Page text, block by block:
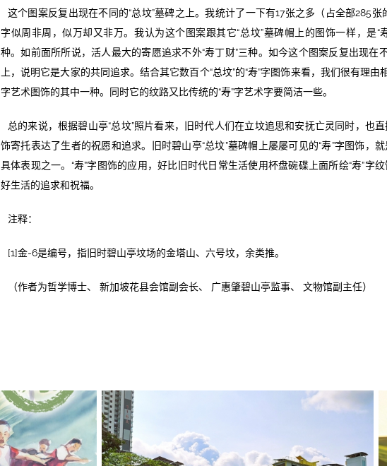
这个图案反复出现在不同的“总坟”墓碑之上。我统计了一下有17张之多（占全部285张
字似周非周，似万却又非万。我认为这个图案跟其它“总坟”墓碑帽上的图饰一样，是“
种。如前面所所说，活人最大的寄愿追求不外“寿丁财”三种。如今这个图案反复出现在
上，说明它是大家的共同追求。结合其它数百个“总坟”的“寿”字图饰来看，我们很有理由
字艺术图饰的其中一种。同时它的纹路又比传统的“寿”字艺术字要简洁一些。
总的来说，根据碧山亭“总坟”照片看来，旧时代人们在立坟追思和安抚亡灵同时，也
饰寄托表达了生者的祝愿和追求。旧时碧山亭“总坟”墓碑帽上屡屡可见的“寿”字图饰，
具体表现之一。“寿”字图饰的应用，好比旧时代日常生活使用杯盘碗碟上面所绘“寿”字
好生活的追求和祝福。
注释：
[1]金-6是编号，指旧时碧山亭坟场的金塔山、六号坟，余类推。
（作者为哲学博士、 新加坡花县会馆副会长、 广惠肇碧山亭监事、 文物馆副主任）